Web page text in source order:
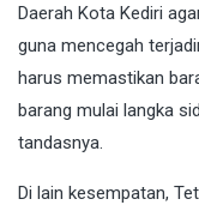
Daerah Kota Kediri
guna mencegah
harus memastikan
barang mulai langka
tandasnya.
Di lain kesempatan,